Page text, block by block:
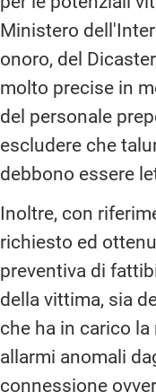
Ministero
onoro, del
molto precise in
del personale
escludere che
debbono essere
Inoltre, con
richiesto ed
preventiva di
della vittima, sia
che ha in carico
allarmi anomali
connessione